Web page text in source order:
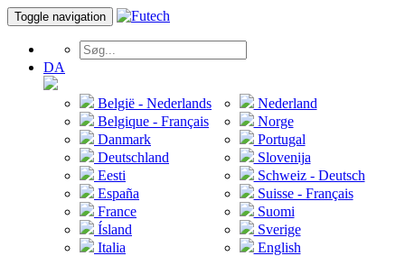
Toggle navigation
DA
België - Nederlands
Belgique - Français
Danmark
Deutschland
Eesti
España
France
Ísland
Italia
Nederland
Norge
Portugal
Slovenija
Schweiz - Deutsch
Suisse - Français
Suomi
Sverige
English